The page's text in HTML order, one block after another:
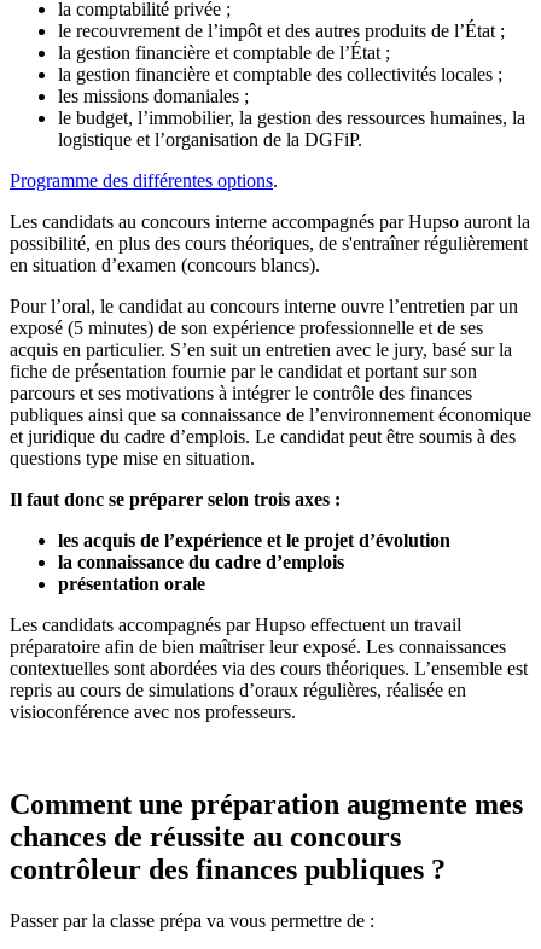
la comptabilité privée ;
le recouvrement de l’impôt et des autres produits de l’État ;
la gestion financière et comptable de l’État ;
la gestion financière et comptable des collectivités locales ;
les missions domaniales ;
le budget, l’immobilier, la gestion des ressources humaines, la
logistique et l’organisation de la DGFiP.
Programme des différentes options.
Les candidats au concours interne accompagnés par Hupso auront la
possibilité, en plus des cours théoriques, de s'entraîner régulièrement
en situation d’examen (concours blancs).
Pour l’oral, le candidat au concours interne ouvre l’entretien par un
exposé (5 minutes) de son expérience professionnelle et de ses
acquis en particulier. S’en suit un entretien avec le jury, basé sur la
fiche de présentation fournie par le candidat et portant sur son
parcours et ses motivations à intégrer le contrôle des finances
publiques ainsi que sa connaissance de l’environnement économique
et juridique du cadre d’emplois. Le candidat peut être soumis à des
questions type mise en situation.
Il faut donc se préparer selon trois axes :
les acquis de l’expérience et le projet d’évolution
la connaissance du cadre d’emplois
présentation orale
Les candidats accompagnés par Hupso effectuent un travail
préparatoire afin de bien maîtriser leur exposé. Les connaissances
contextuelles sont abordées via des cours théoriques. L’ensemble est
repris au cours de simulations d’oraux régulières, réalisée en
visioconférence avec nos professeurs.
Comment une préparation augmente mes
chances de réussite au concours
contrôleur des finances publiques ?
Passer par la classe prépa va vous permettre de :